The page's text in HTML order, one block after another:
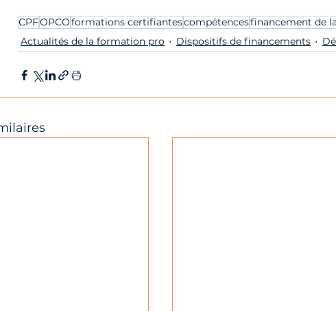
CPFOPCOformations certifiantescompétencesfinancement de
Actualités de la formation pro
Dispositifs de financements